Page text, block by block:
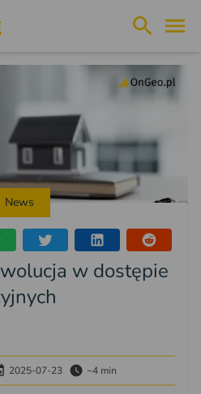
News
w dostępie
2025-07-23 ~4 min